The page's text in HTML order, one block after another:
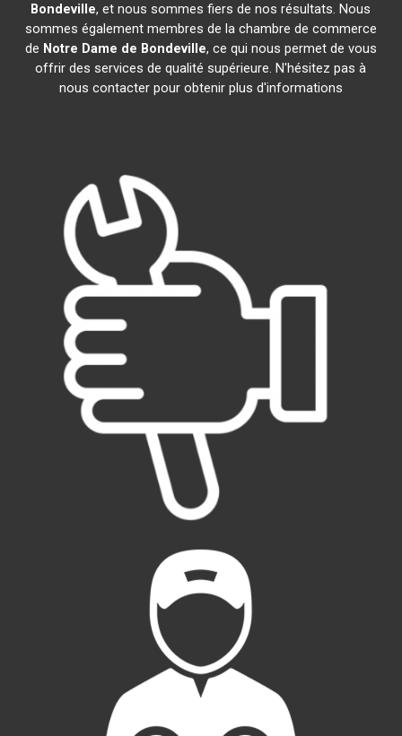
Bondeville, et nous sommes fiers de nos résultats. Nous
sommes également membres de la chambre de commerce
de Notre Dame de Bondeville, ce qui nous permet de vous
offrir des services de qualité supérieure. N'hésitez pas à
nous contacter pour obtenir plus d'informations